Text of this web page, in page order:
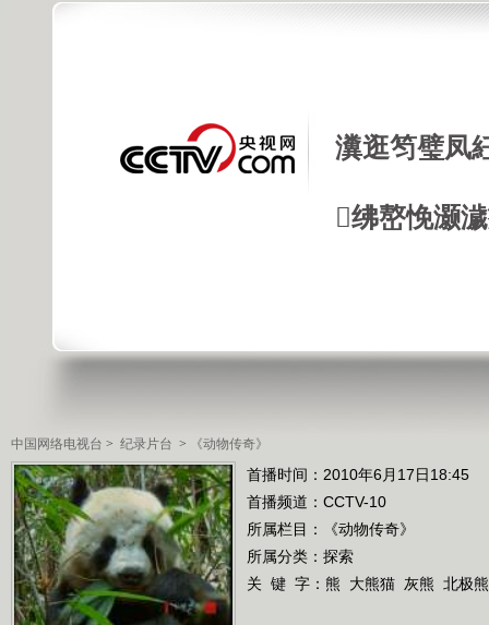
瀵逛笉璧凤
绋嶅悗灏
中国网络电视台 > 纪录片台 > 《动物传奇》
首播时间：2010年6月17日18:45
首播频道： CCTV-10
所属栏目：
《动物传奇》
所属分类：探索
关 键 字： 熊 大熊猫 灰熊 北极熊